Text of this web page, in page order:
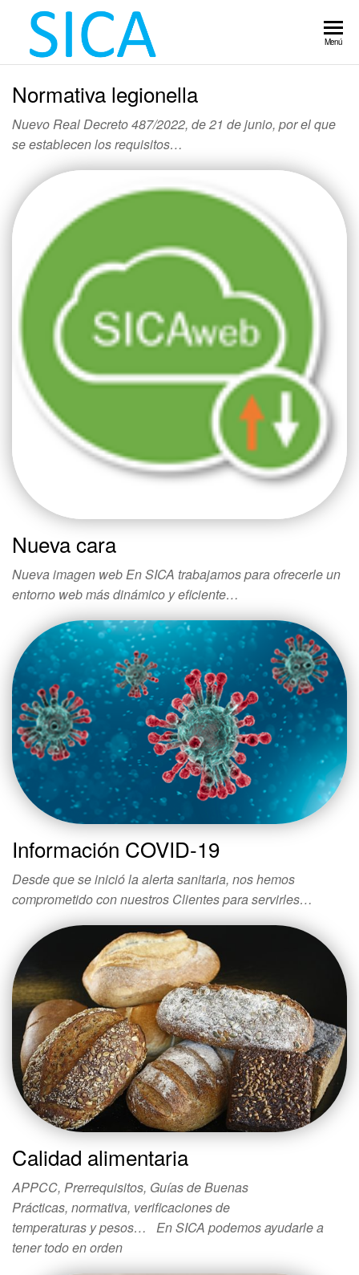
Integral de
Control
Alimentario
Sanidad
Implantación
Auditoria,
legionella,
Menú
Normativa legionella
Nuevo Real Decreto 487/2022, de 21 de junio, por el que
se establecen los requisitos…
Nueva cara
Nueva imagen web En SICA trabajamos para ofrecerle un
entorno web más dinámico y eficiente…
Información COVID-19
Desde que se inició la alerta sanitaria, nos hemos
comprometido con nuestros Clientes para servirles…
Calidad alimentaria
APPCC, Prerrequisitos, Guías de Buenas
Prácticas, normativa, verificaciones de
temperaturas y pesos… En SICA podemos ayudarle a
tener todo en orden